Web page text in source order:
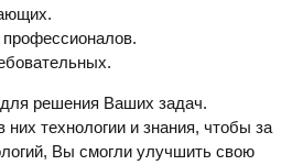
решения Ваших задач.
технологии и знания, чтобы за
Вы смогли улучшить свою